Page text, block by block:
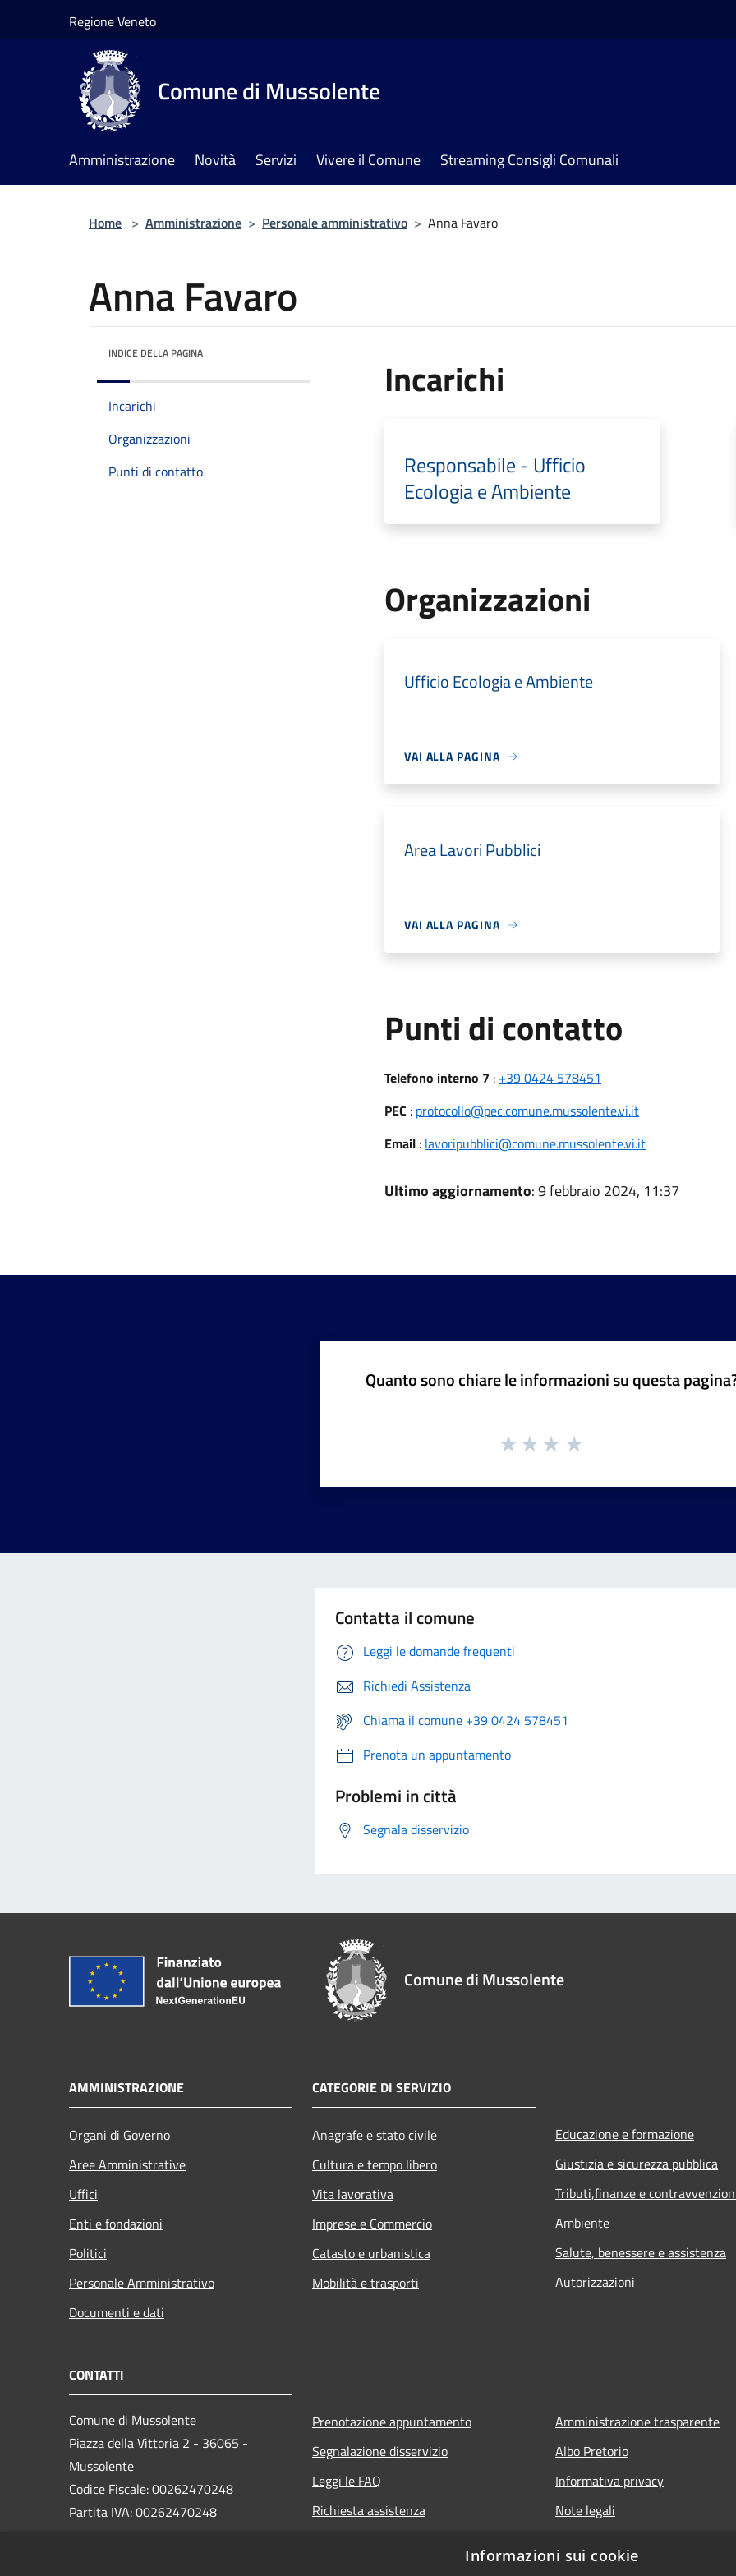
Regione Veneto
Comune di Mussolente
Amministrazione Novità Servizi Vivere il Comune Streaming Consigli Comunali
Home > Amministrazione > Personale amministrativo > Anna Favaro
Anna Favaro
INDICE DELLA PAGINA
Incarichi
Organizzazioni
Punti di contatto
Incarichi
Responsabile - Ufficio
Ecologia e Ambiente
Organizzazioni
Ufficio Ecologia e Ambiente
VAI ALLA PAGINA
Area Lavori Pubblici
VAI ALLA PAGINA
Punti di contatto
Telefono interno 7 : +39 0424 578451
PEC : protocollo@pec.comune.mussolente.vi.it
Email: lavoripubblici@comune.mussolente.vi.it
Ultimo aggiornamento: 9 febbraio 2024, 11:37
Quanto sono chiare le informazioni su questa
Contatta il comune
Leggi le domande frequenti
Richiedi Assistenza
Chiama il comune +39 0424 578451
Prenota un appuntamento
Problemi in città
Segnala disservizio
Comune di Mussolente
AMMINISTRAZIONE
Organi di Governo
Aree Amministrative
Uffici
Enti e fondazioni
Politici
Personale Amministrativo
Documenti e dati
CATEGORIE DI SERVIZIO
Anagrafe e stato civile
Cultura e tempo libero
Vita lavorativa
Imprese e Commercio
Catasto e urbanistica
Mobilità e trasporti
Educazione e formazione
Giustizia e sicurezza pubblica
Tributi,finanze e
Ambiente
Salute, benessere e assistenza
Autorizzazioni
CONTATTI
Comune di Mussolente
Piazza della Vittoria 2 - 36065 -
Mussolente
Codice Fiscale: 00262470248
Partita IVA: 00262470248
Prenotazione appuntamento
Segnalazione disservizio
Leggi le FAQ
Richiesta assistenza
Amministrazione trasparente
Albo Pretorio
Informativa privacy
Note legali
Informazioni sui cookie